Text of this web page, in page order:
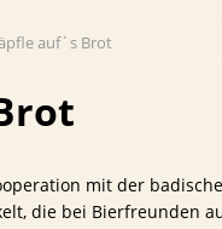
Rezepte für echte
in deutschen Stadien
auf´s Brot
mit der
die bei Bierfreunden